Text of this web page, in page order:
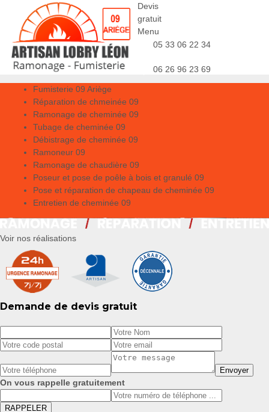
Devis
gratuit
Menu
05 33 06 22 34
06 26 96 23 69
Fumisterie 09 Ariège
Réparation de chmeinée 09
Ramonage de cheminée 09
Tubage de cheminée 09
Débistrage de cheminée 09
Ramoneur 09
Ramonage de chaudière 09
Poseur et pose de poêle à bois et granulé 09
Pose et réparation de chapeau de cheminée 09
Entretien de cheminée 09
Voir nos réalisations
Demande de devis gratuit
On vous rappelle gratuitement